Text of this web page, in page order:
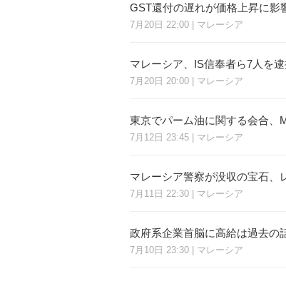
GST還付の遅れが価格上昇に影
7月20日 22:00 | マレーシア
マレーシア、IS信奉者ら7人を
7月20日 20:00 | マレーシア
東京でパーム油に関する会合、
7月12日 23:45 | マレーシア
マレーシア警察が没収の宝石、
7月11日 22:30 | マレーシア
政府系企業首脳に高給は過去の
7月10日 23:30 | マレーシア